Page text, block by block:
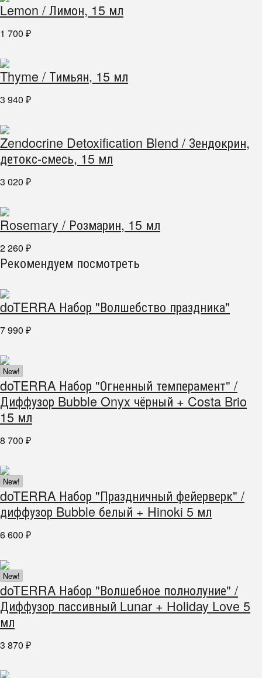
Lemon / Лимон, 15 мл
1 700 ₽
Thyme / Тимьян, 15 мл
3 940 ₽
Zendocrine Detoxification Blend / Зендокрин,
детокс-смесь, 15 мл
3 020 ₽
Rosemary / Розмарин, 15 мл
2 260 ₽
Рекомендуем посмотреть
doTERRA Набор "Волшебство праздника"
7 990 ₽
New!
doTERRA Набор "Огненный темперамент" /
Диффузор Bubble Onyx чёрный + Costa Brio
15 мл
8 700 ₽
New!
doTERRA Набор "Праздничный фейерверк" /
диффузор Bubble белый + Hinoki 5 мл
6 600 ₽
New!
doTERRA Набор "Волшебное полнолуние" /
Диффузор пассивный Lunar + Holiday Love 5
мл
3 870 ₽